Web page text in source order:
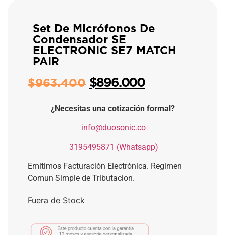
Set De Micrófonos De
Condensador SE
ELECTRONIC SE7 MATCH
PAIR
$963.400 $896.000
¿Necesitas una cotización formal?
info@duosonic.co
3195495871 (Whatsapp)
Emitimos Facturación Electrónica. Regimen
Comun Simple de Tributacion.
Fuera de Stock